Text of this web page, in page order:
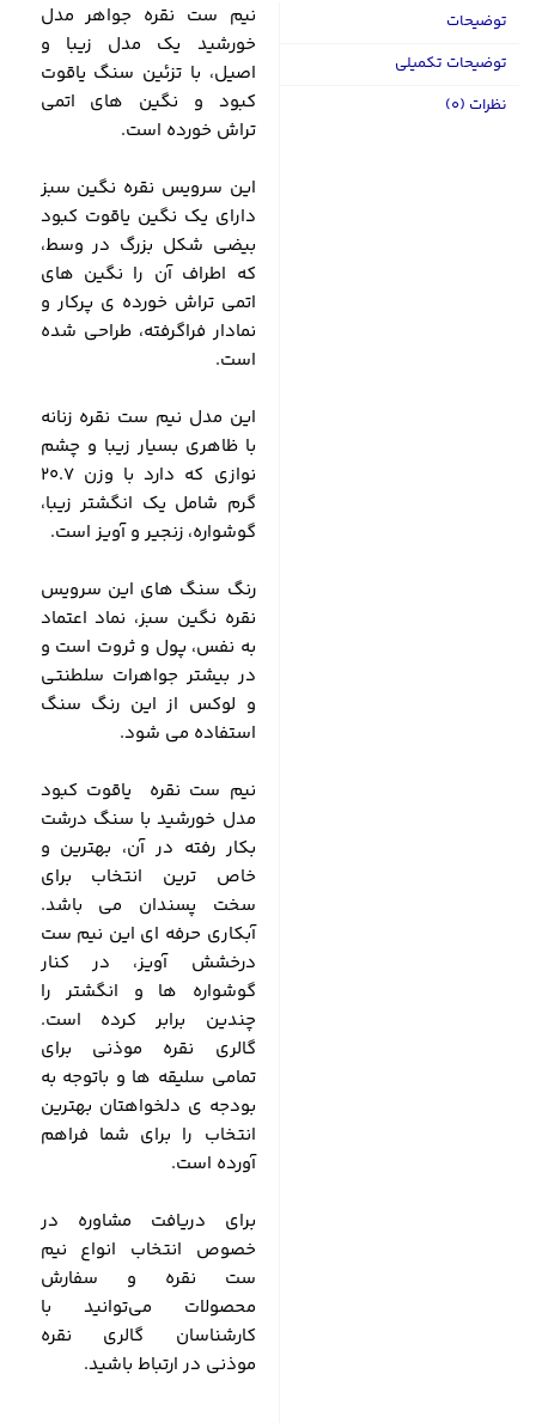
3
عدد
توضیحات
توضیحات تکمیلی
نظرات (0)
نیم ست نقره جواهر مدل
خورشید یک مدل زیبا و
اصیل، با تزئین سنگ یاقوت
کبود و نگین های اتمی
تراش خورده است.
این سرویس نقره نگین سبز
دارای یک نگین یاقوت کبود
بیضی شکل بزرگ در وسط،
که اطراف آن را نگین های
اتمی تراش خورده ی پرکار و
نمادار فراگرفته، طراحی شده
است.
این مدل نیم ست نقره زنانه
با ظاهری بسیار زیبا و چشم
نوازی که دارد با وزن 20.7
گرم شامل یک انگشتر زیبا،
گوشواره، زنجیر و آویز است.
رنگ سنگ های این سرویس
نقره نگین سبز، نماد اعتماد
به نفس، پول و ثروت است و
در بیشتر جواهرات سلطنتی
و لوکس از این رنگ سنگ
استفاده می شود.
نیم ست نقره یاقوت کبود
مدل خورشید با سنگ درشت
بکار رفته در آن، بهترین و
خاص ترین انتخاب برای
سخت پسندان می باشد.
آبکاری حرفه ای این نیم ست
درخشش آویز، در کنار
گوشواره ها و انگشتر را
چندین برابر کرده است.
گالری نقره موذنی برای
تمامی سلیقه ها و باتوجه به
بودجه ی دلخواهتان بهترین
انتخاب را برای شما فراهم
آورده است.
برای دریافت مشاوره در
خصوص انتخاب انواع نیم
ست نقره و سفارش
محصولات می‌توانید با
کارشناسان گالری نقره
موذنی در ارتباط باشید.